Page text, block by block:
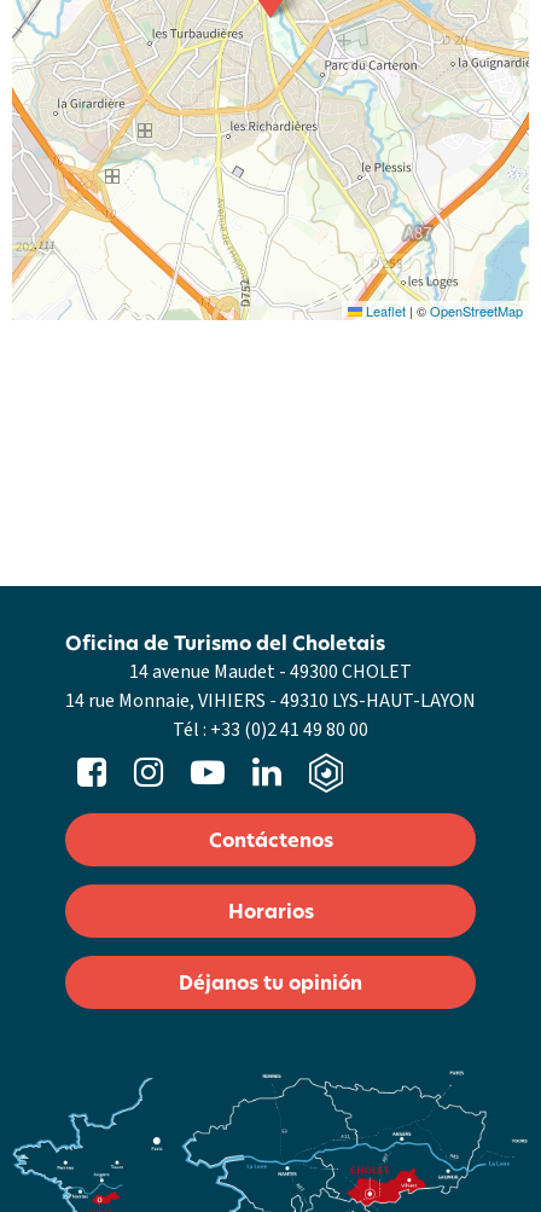
Leaflet | ©OpenStreetMap
14 avenue Maudet - 49300 CHOLET
14 rue Monnaie, VIHIERS - 49310 LYS-HAUT-LAYON
Tél : +33 (0)2 41 49 80 00
Oficina de Turismo del Choletais
Contáctenos
Horarios
Déjanos tu opinión